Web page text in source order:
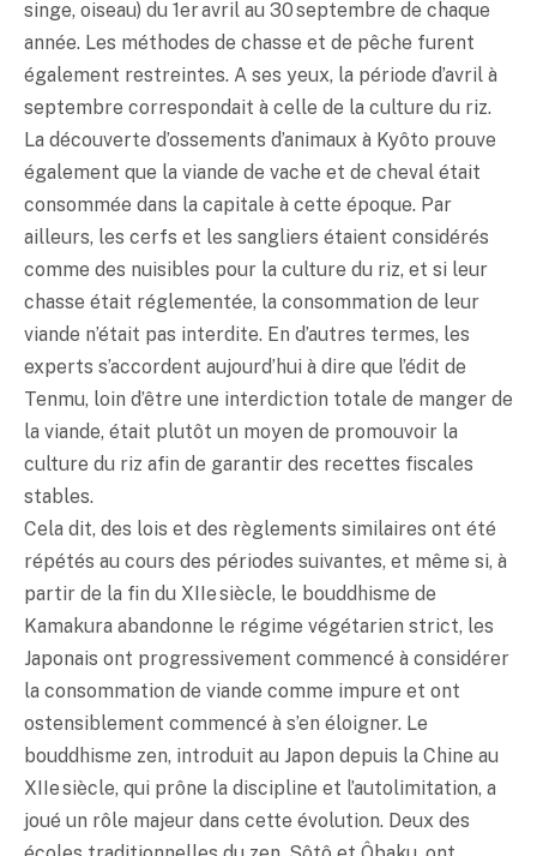
singe, oiseau) du 1er avril au 30 septembre de chaque
année. Les méthodes de chasse et de pêche furent
également restreintes. A ses yeux, la période d’avril à
septembre correspondait à celle de la culture du riz.
La découverte d’ossements d’animaux à Kyôto prouve
également que la viande de vache et de cheval était
consommée dans la capitale à cette époque. Par
ailleurs, les cerfs et les sangliers étaient considérés
comme des nuisibles pour la culture du riz, et si leur
chasse était réglementée, la consommation de leur
viande n’était pas interdite. En d’autres termes, les
experts s’accordent aujourd’hui à dire que l’édit de
Tenmu, loin d’être une interdiction totale de manger de
la viande, était plutôt un moyen de promouvoir la
culture du riz afin de garantir des recettes fiscales
stables.
Cela dit, des lois et des règlements similaires ont été
répétés au cours des périodes suivantes, et même si, à
partir de la fin du XIIe siècle, le bouddhisme de
Kamakura abandonne le régime végétarien strict, les
Japonais ont progressivement commencé à considérer
la consommation de viande comme impure et ont
ostensiblement commencé à s’en éloigner. Le
bouddhisme zen, introduit au Japon depuis la Chine au
XIIe siècle, qui prône la discipline et l’autolimitation, a
joué un rôle majeur dans cette évolution. Deux des